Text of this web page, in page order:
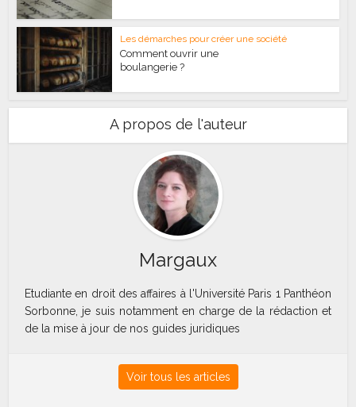
Les démarches pour créer une société
Comment ouvrir une
boulangerie ?
A propos de l'auteur
Margaux
Etudiante en droit des affaires à l'Université Paris 1 Panthéon
Sorbonne, je suis notamment en charge de la rédaction et
de la mise à jour de nos guides juridiques
Voir tous les articles